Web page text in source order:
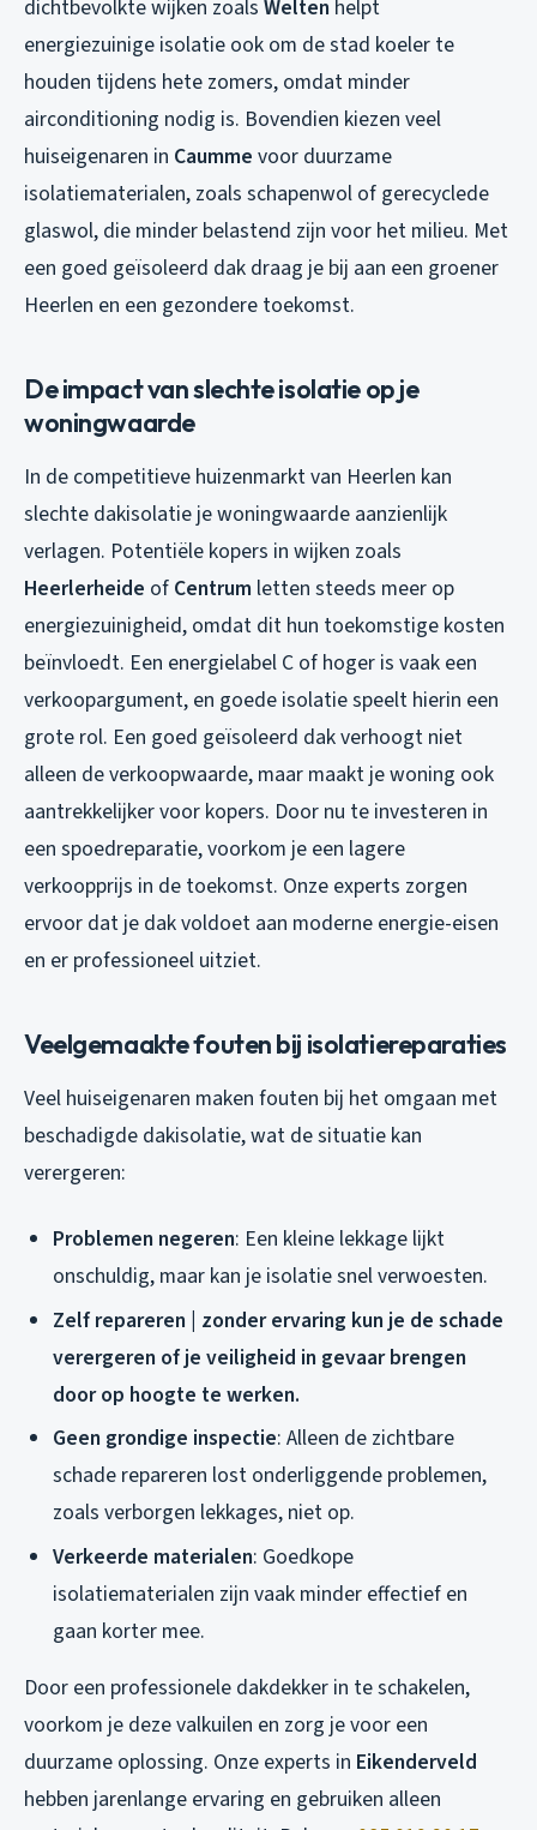
dichtbevolkte wijken zoals Welten helpt
energiezuinige isolatie ook om de stad koeler te
houden tijdens hete zomers, omdat minder
airconditioning nodig is. Bovendien kiezen veel
huiseigenaren in Caumme voor duurzame
isolatiematerialen, zoals schapenwol of gerecyclede
glaswol, die minder belastend zijn voor het milieu. Met
een goed geïsoleerd dak draag je bij aan een groener
Heerlen en een gezondere toekomst.
De impact van slechte isolatie op je
woningwaarde
In de competitieve huizenmarkt van Heerlen kan
slechte dakisolatie je woningwaarde aanzienlijk
verlagen. Potentiële kopers in wijken zoals
Heerlerheide of Centrum letten steeds meer op
energiezuinigheid, omdat dit hun toekomstige kosten
beïnvloedt. Een energielabel C of hoger is vaak een
verkoopargument, en goede isolatie speelt hierin een
grote rol. Een goed geïsoleerd dak verhoogt niet
alleen de verkoopwaarde, maar maakt je woning ook
aantrekkelijker voor kopers. Door nu te investeren in
een spoedreparatie, voorkom je een lagere
verkoopprijs in de toekomst. Onze experts zorgen
ervoor dat je dak voldoet aan moderne energie-eisen
en er professioneel uitziet.
Veelgemaakte fouten bij isolatiereparaties
Veel huiseigenaren maken fouten bij het omgaan met
beschadigde dakisolatie, wat de situatie kan
verergeren:
Problemen negeren: Een kleine lekkage lijkt
onschuldig, maar kan je isolatie snel verwoesten.
Zelf repareren | zonder ervaring kun je de schade
verergeren of je veiligheid in gevaar brengen
door op hoogte te werken.
Geen grondige inspectie: Alleen de zichtbare
schade repareren lost onderliggende problemen,
zoals verborgen lekkages, niet op.
Verkeerde materialen: Goedkope
isolatiematerialen zijn vaak minder effectief en
gaan korter mee.
Door een professionele dakdekker in te schakelen,
voorkom je deze valkuilen en zorg je voor een
duurzame oplossing. Onze experts in Eikenderveld
hebben jarenlange ervaring en gebruiken alleen